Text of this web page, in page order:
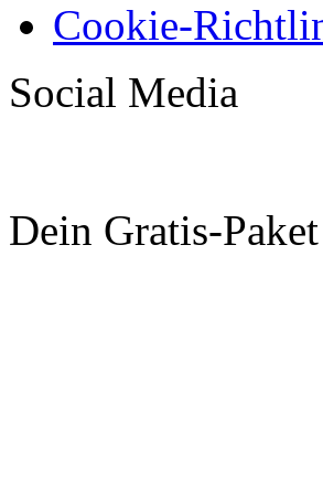
Cookie-
Social Media
Dein Gratis-Paket